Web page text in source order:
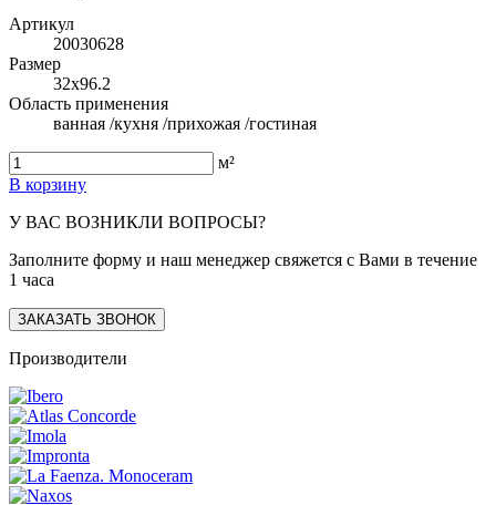
Артикул
20030628
Размер
32x96.2
Область применения
ванная /кухня /прихожая /гостиная
м²
В корзину
У ВАС ВОЗНИКЛИ ВОПРОСЫ?
Заполните форму и наш менеджер свяжется с Вами в течение
1 часа
ЗАКАЗАТЬ ЗВОНОК
Производители